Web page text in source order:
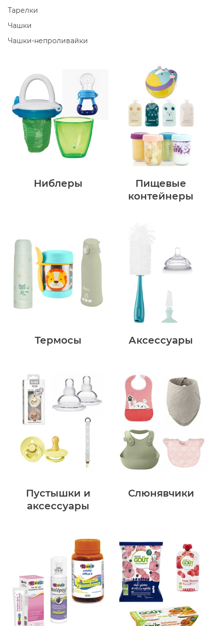
Тарелки
Чашки
Чашки-непроливайки
Ниблеры
Пищевые
контейнеры
Термосы Аксессуары
Пустышки и
аксессуары
Слюнявчики